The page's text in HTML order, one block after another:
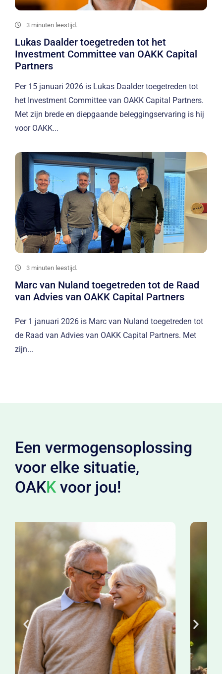
3 minuten leestijd.
Lukas Daalder toegetreden tot het
Investment Committee van OAKK Capital
Partners
Per 15 januari 2026 is Lukas Daalder toegetreden tot
het Investment Committee van OAKK Capital Partners.
Met zijn brede en diepgaande beleggingservaring is hij
voor OAKK...
3 minuten leestijd.
Marc van Nuland toegetreden tot de Raad
van Advies van OAKK Capital Partners
Per 1 januari 2026 is Marc van Nuland toegetreden tot
de Raad van Advies van OAKK Capital Partners. Met
zijn...
Een vermogensoplossing
voor elke situatie,
OAKK voor jou!